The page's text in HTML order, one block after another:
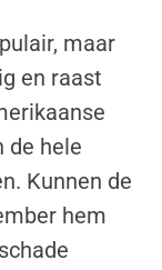
maar
en raast
de hele
Kunnen de
hem